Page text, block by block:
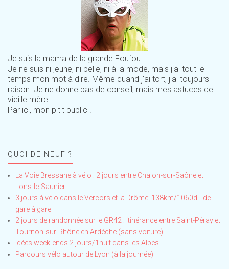
Je suis la mama de la grande Foufou.
Je ne suis ni jeune, ni belle, ni à la mode, mais j'ai tout le
temps mon mot à dire. Même quand j'ai tort, j'ai toujours
raison. Je ne donne pas de conseil, mais mes astuces de
vieille mère
Par ici, mon p'tit public !
QUOI DE NEUF ?
La Voie Bressane à vélo : 2 jours entre Chalon-sur-Saône et
Lons-le-Saunier
3 jours à vélo dans le Vercors et la Drôme: 138km/1060d+ de
gare à gare
2 jours de randonnée sur le GR42 : itinérance entre Saint-Péray et
Tournon-sur-Rhône en Ardèche (sans voiture)
Idées week-ends 2 jours/1nuit dans les Alpes
Parcours vélo autour de Lyon (à la journée)